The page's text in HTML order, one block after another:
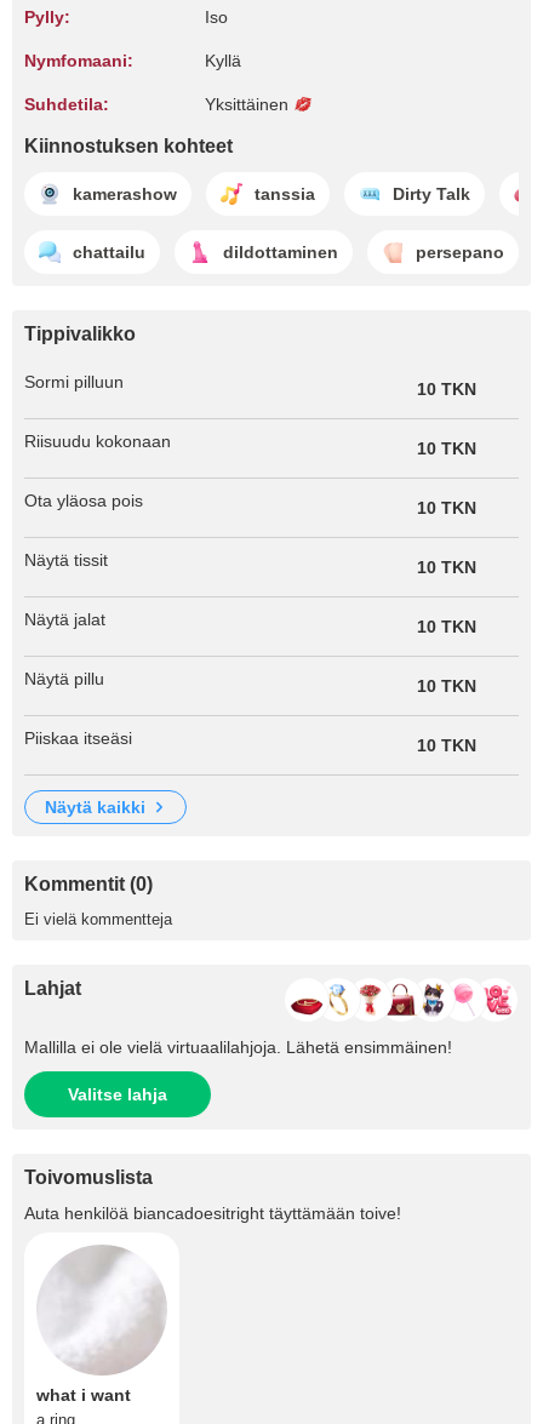
Pylly: Iso
Nymfomaani: Kyllä
Suhdetila: Yksittäinen
Kiinnostuksen kohteet
kamerashow tanssia Dirty Talk
chattailu dildottaminen persepano
Tippivalikko
Sormi pilluun 10 TKN
Riisuudu kokonaan 10 TKN
Ota yläosa pois 10 TKN
Näytä tissit 10 TKN
Näytä jalat 10 TKN
Näytä pillu 10 TKN
Piiskaa itseäsi 10 TKN
näytä kaikki
Kommentit (0)
Ei vielä kommentteja
Lahjat
Mallilla ei ole vielä virtuaalilahjoja. Lähetä ensimmäinen!
Valitse lahja
Toivomuslista
Auta henkilöä biancadoesitright täyttämään toive!
what i want
a ring